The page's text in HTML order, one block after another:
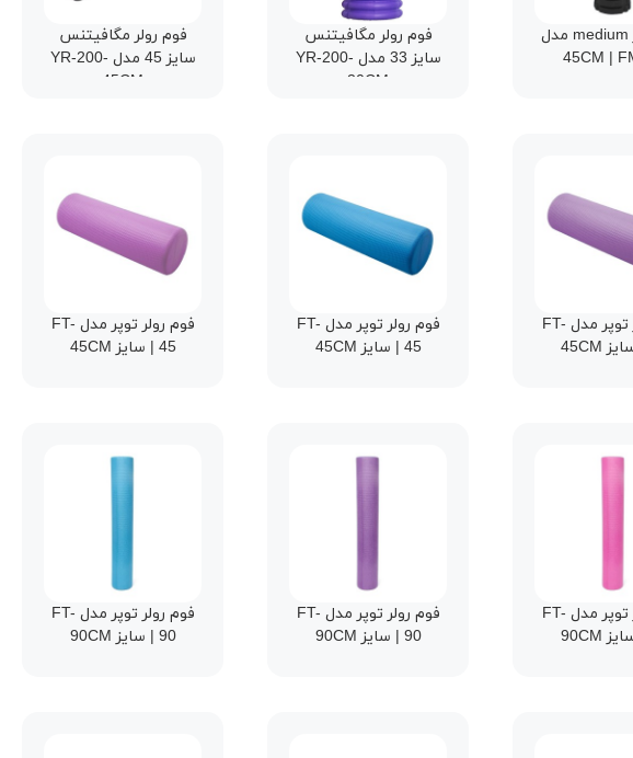
فوم رولر medium مدل
45CM |
فوم رولر مگافیتنس
سایز 33 مدل YR-200-
30CM
فوم رولر مگافیتنس
سایز 45 مدل YR-200-
45CM
فوم رولر توپر مدل FT-
فوم رولر توپر مدل FT-
45 | سایز 45CM
فوم رولر توپر مدل FT-
45 | سایز 45CM
فوم رولر توپر مدل FT-
فوم رولر توپر مدل FT-
90 | سایز 90CM
فوم رولر توپر مدل FT-
90 | سایز 90CM